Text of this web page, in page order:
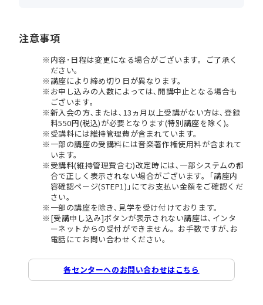
注意事項
内容･日程は変更になる場合がございます。ご了承く
ださい。
講座により締め切り日が異なります。
お申し込みの人数によっては､開講中止となる場合も
ございます。
新入会の方､または､13ヵ月以上受講がない方は､登録
料550円(税込)が必要となります(特別講座を除く)。
受講料には維持管理費が含まれています。
一部の講座の受講料には音楽著作権使用料が含まれて
います。
受講料(維持管理費含む)改定時には､一部システムの都
合で正しく表示されない場合がございます。｢講座内
容確認ページ(STEP1)｣にてお支払い金額をご確認くだ
さい。
一部の講座を除き､見学を受け付けております。
[受講申し込み]ボタンが表示されない講座は､インタ
ーネットからの受付ができません。お手数ですが､お
電話にてお問い合わせください。
各センターへのお問い合わせはこちら